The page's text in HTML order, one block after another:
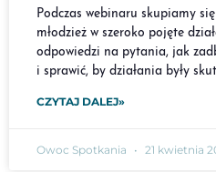
Podczas webinaru skupiamy
młodzież w szeroko pojęte
odpowiedzi na pytania, jak
i sprawić, by działania były
CZYTAJ DALEJ»
Owoc Spotkania 21 kwietnia